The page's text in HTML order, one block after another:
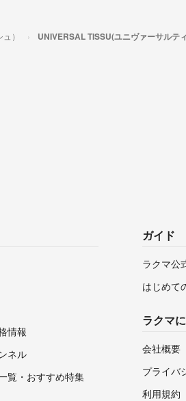
） UNIVERSAL TISSU(ユニヴァーサルテ
情報
ネル
覧・おすすめ特集
ガイド
ラクマ公
はじめて
ラクマ
会社概要
プライバ
利用規約